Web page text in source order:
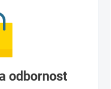
odbornost